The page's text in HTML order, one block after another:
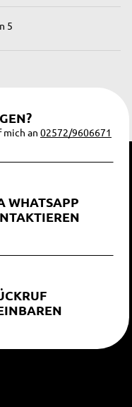
5
mich an 02572/9606671
WHATSAPP